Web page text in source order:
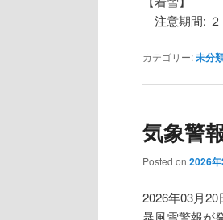
注意期間:
カテゴリー:未分
気象警
Posted on 2026
2026年03月
暴風雪警報が